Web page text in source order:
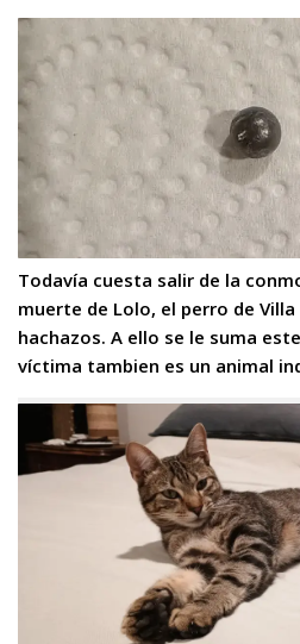
Todavía cuesta salir de la
muerte de Lolo, el perro de
hachazos. A ello se le suma
víctima tambien es un animal